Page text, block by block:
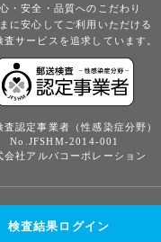
検査結果ログイン
・安全・品質へのこだわり
に安心してご利用いただける
査サービスを追求しています。
査認定事業者（性感染症分野）
No.JFSHM-2014-001
会社アルバコーポレーション